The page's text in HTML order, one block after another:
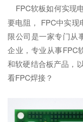
FPC软板如何实现
要电阻， FPC中实现
限公司是一家专门从
企业，专业从事FPC
和软硬结合板产品，
看FPC焊接？